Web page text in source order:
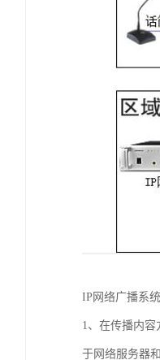
IP网络广播系
1、在传播内
于网络服务器